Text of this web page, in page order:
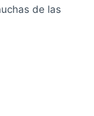
de las